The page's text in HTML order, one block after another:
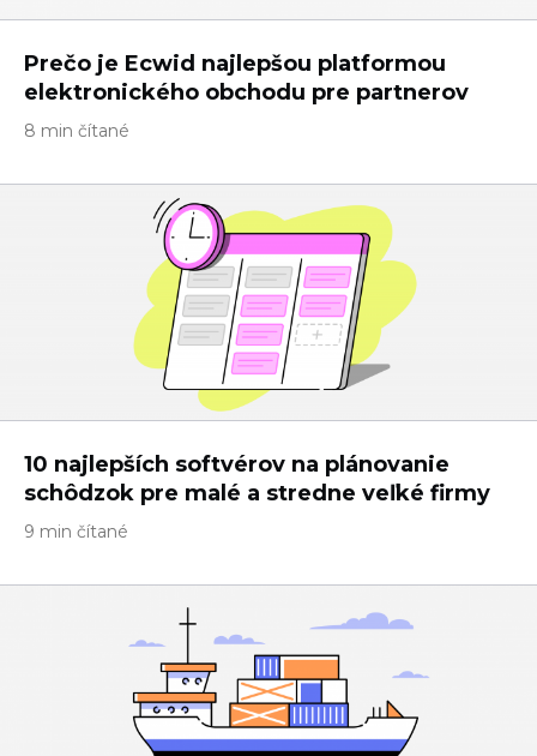
Prečo je Ecwid najlepšou platformou
elektronického obchodu pre partnerov
8 min čítané
10 najlepších softvérov na plánovanie
schôdzok pre malé a stredne veľké firmy
9 min čítané